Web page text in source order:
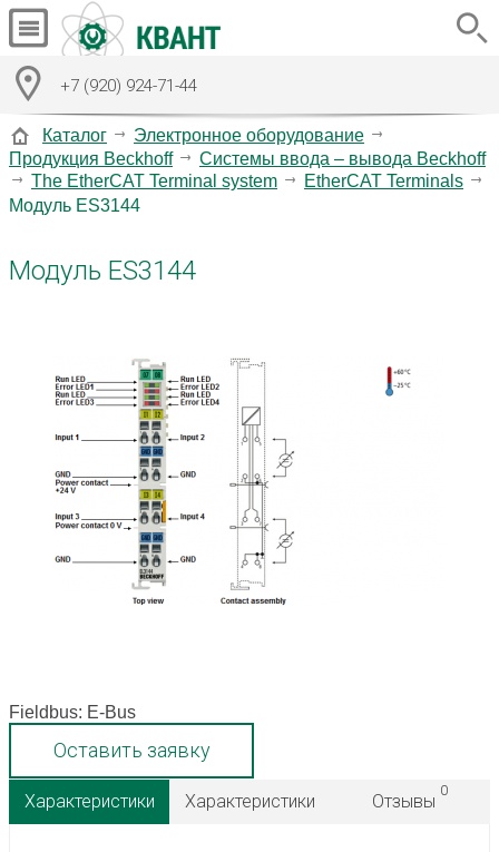
+7 (920) 924-71-44
Каталог
Электронное оборудование
Продукция Beckhoff
Системы ввода – вывода Beckhoff
The EtherCAT Terminal system
EtherCAT Terminals
Модуль ES3144
Модуль ES3144
Fieldbus: E-Bus
Оставить заявку
Характеристики Характеристики Отзывы
0